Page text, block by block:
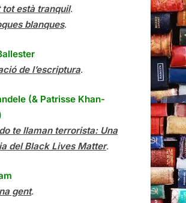
tot està tranquil.
blanques.
de l’escriptura.
(& Patrisse Khan-
te llaman terrorista: Una
del Black Lives Matter.
gent.